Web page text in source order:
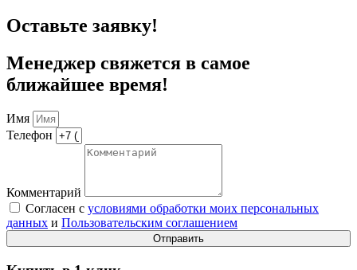
Оставьте заявку!
Менеджер свяжется в самое
ближайшее время!
Имя
Телефон
Комментарий
Согласен с условиями обработки моих персональных
данных и Пользовательским соглашением
Отправить